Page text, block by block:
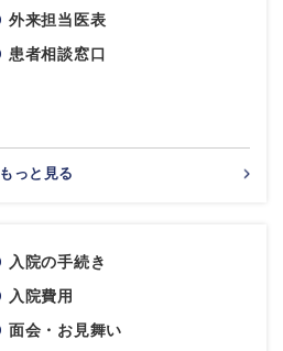
外来担当医表
患者相談窓口
もっと見る
入院の手続き
入院費用
面会・お見舞い